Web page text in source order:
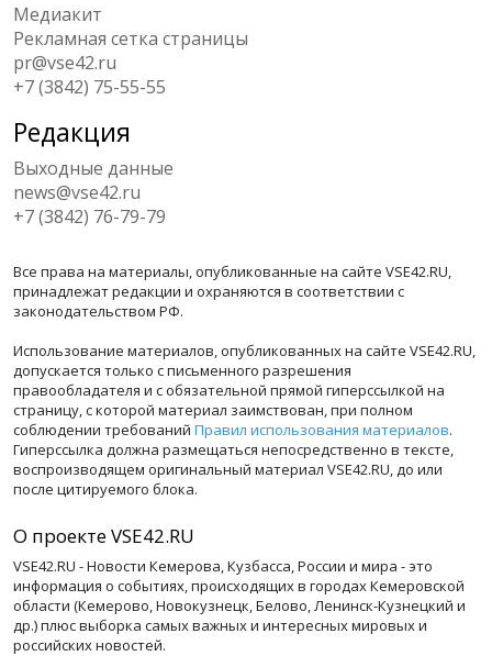
Медиакит
Рекламная сетка страницы
pr@vse42.ru
+7 (3842) 75-55-55
Редакция
Выходные данные
news@vse42.ru
+7 (3842) 76-79-79
Все права на материалы, опубликованные на сайте VSE42.RU,
принадлежат редакции и охраняются в соответствии с
законодательством РФ.
Использование материалов, опубликованных на сайте VSE42.RU,
допускается только с письменного разрешения
правообладателя и с обязательной прямой гиперссылкой на
страницу, с которой материал заимствован, при полном
соблюдении требований Правил использования материалов.
Гиперссылка должна размещаться непосредственно в тексте,
воспроизводящем оригинальный материал VSE42.RU, до или
после цитируемого блока.
О проекте VSE42.RU
VSE42.RU - Новости Кемерова, Кузбасса, России и мира - это
информация о событиях, происходящих в городах Кемеровской
области (Кемерово, Новокузнецк, Белово, Ленинск-Кузнецкий и
др.) плюс выборка самых важных и интересных мировых и
российских новостей.